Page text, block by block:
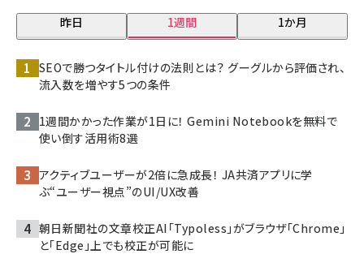
昨日 1週間 1か月
SEOで勝つタイトル付けの法則とは？ グーグルから評価され、
流入数を増やす5つの条件
1週間かかった作業が1日に！ Gemini Notebookを無料で
使い倒す活用術8選
アクティブユーザーが2倍に急成長！ JA共済アプリに学
ぶ“ユーザー視点”のUI/UX改善
朝日新聞社の文章校正AI「Typoless」がブラウザ「Chrome」
と「Edge」上でも校正が可能に